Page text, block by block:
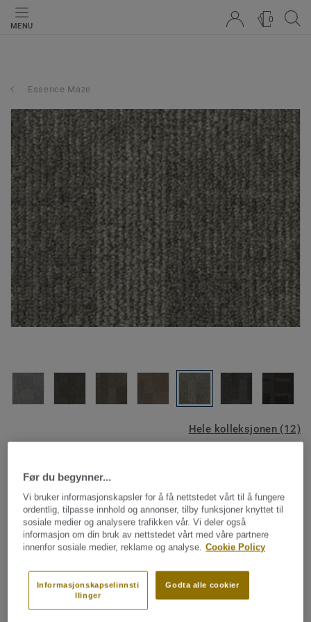
MENU
0
Essence Maze
Hele kolleksjonen (12)
SE PRODUKTET I ET ROM
Teppefliser
Essence Maze - Essence Maze
AA93 9505
Før du begynner...
Vi bruker informasjonskapsler for å få nettstedet vårt til å fungere
ordentlig, tilpasse innhold og annonser, tilby funksjoner knyttet til
sosiale medier og analysere trafikken vår. Vi deler også
informasjon om din bruk av nettstedet vårt med våre partnere
innenfor sosiale medier, reklame og analyse. Cookie Policy
Godta alle cookier
Informasjonskapselinnsti
llinger